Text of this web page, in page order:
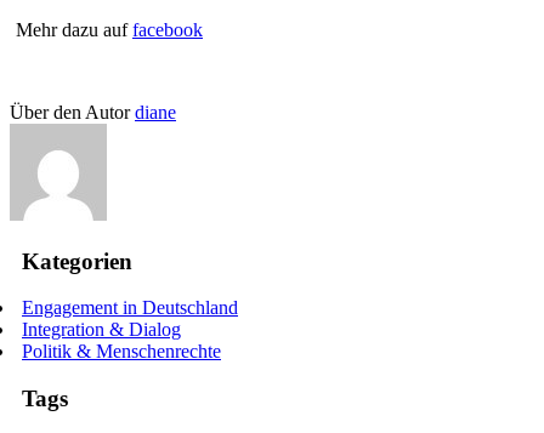
Mehr dazu auffacebook
Über den Autordiane
Kategorien
Engagement in Deutschland
Integration & Dialog
Politik & Menschenrechte
Tags